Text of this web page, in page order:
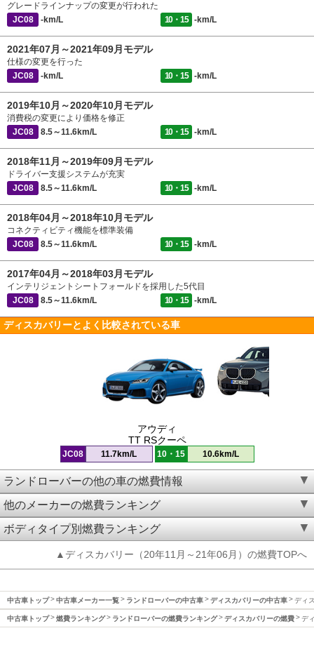
グレードラインナップの変更が行われた
JC08
-km/L 10・15 -km/L
2021年07月～2021年09月モデル
仕様の変更を行った
JC08
-km/L 10・15 -km/L
2019年10月～2020年10月モデル
消費税の変更により価格を修正
JC08
8.5～11.6km/L 10・15 -km/L
2018年11月～2019年09月モデル
ドライバー支援システムが充実
JC08
8.5～11.6km/L 10・15 -km/L
2018年04月～2018年10月モデル
コネクティビティ機能を標準装備
JC08
8.5～11.6km/L 10・15 -km/L
2017年04月～2018年03月モデル
インテリジェントシートフォールドを採用した5代目
JC08
8.5～11.6km/L 10・15 -km/L
ディスカバリーとよく比較されている車
アウディ
TT RSクーペ
JC08 11.7km/L 10・15 10.6km/L
ランドローバーの他の車の燃費情報
他のメーカーの燃費ランキング
ボディタイプ別燃費ランキング
▲ディスカバリー（20年11月～21年06月）の燃費TOPへ
中古車トップ 中古車メーカー一覧 ランドローバーの中古車 ディスカバリーの中古車 ディ
中古車トップ 燃費ランキング ランドローバーの燃費ランキング ディスカバリーの燃費 デ